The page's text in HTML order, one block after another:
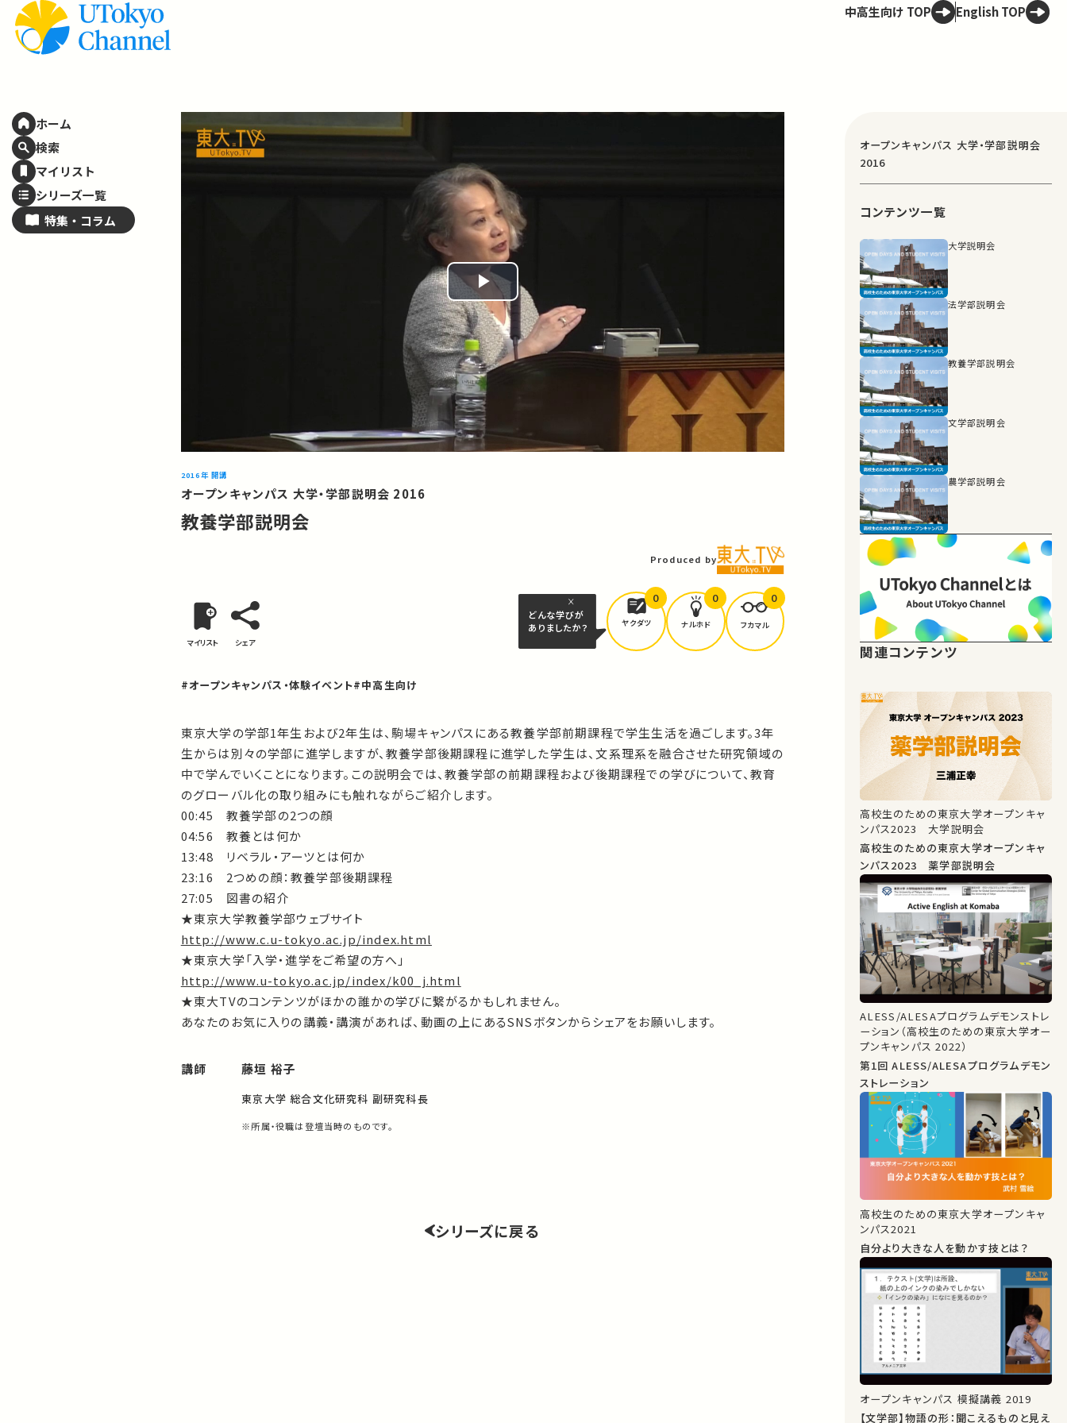
ホーム
検索
マイリスト
シリーズ一覧
特集・ コラム
中高生向け TOP English TOP
Play
Video
2016年 開講
オープンキャンパス 大学・学部説明会 2016
教養学部説明会
Produced by
マイリスト シェア
どんな学びが
ありましたか？
ヤクダツ
0
ナルホド
0
フカマル
0
#オープンキャンパス・体験イベント#中高生向け
東京大学の学部1年生および2年生は、駒場キャンパスにある教養学部前期課程で学生生活を過ごします。3年
生からは別々の学部に進学しますが、教養学部後期課程に進学した学生は、文系理系を融合させた研究領域の
中で学んでいくことになります。この説明会では、教養学部の前期課程および後期課程での学びについて、教育
のグローバル化の取り組みにも触れながらご紹介します。
00:45 教養学部の2つの顔
04:56 教養とは何か
13:48 リベラル・アーツとは何か
23:16 2つめの顔：教養学部後期課程
27:05 図書の紹介
★東京大学教養学部ウェブサイト
http://www.c.u-tokyo.ac.jp/index.html
★東京大学「入学・進学をご希望の方へ」
http://www.u-tokyo.ac.jp/index/k00_j.html
★東大TVのコンテンツがほかの誰かの学びに繋がるかもしれません。
あなたのお気に入りの講義・講演があれば、動画の上にあるSNSボタンからシェアをお願いします。
講師 藤垣 裕子
東京大学 総合文化研究科 副研究科長
※所属・役職は登壇当時のものです。
シリーズに戻る
オープンキャンパス 大学・学部説明会
2016
コンテンツ一覧
大学説明会
法学部説明会
教養学部説明会
文学部説明会
農学部説明会
関連コンテンツ
高校生のための東京大学オープンキャ
ンパス2023 大学説明会
高校生のための東京大学オープンキャ
ンパス2023 薬学部説明会
ALESS/ALESAプログラムデモンストレ
ーション（高校生のための東京大学オー
プンキャンパス 2022）
第1回 ALESS/ALESAプログラムデモン
ストレーション
高校生のための東京大学オープンキャ
ンパス2021
自分より大きな人を動かす技とは？
オープンキャンパス 模擬講義 2019
【文学部】物語の形：聞こえるものと見え